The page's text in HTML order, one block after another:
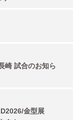
崎 試合のお知ら
金型展